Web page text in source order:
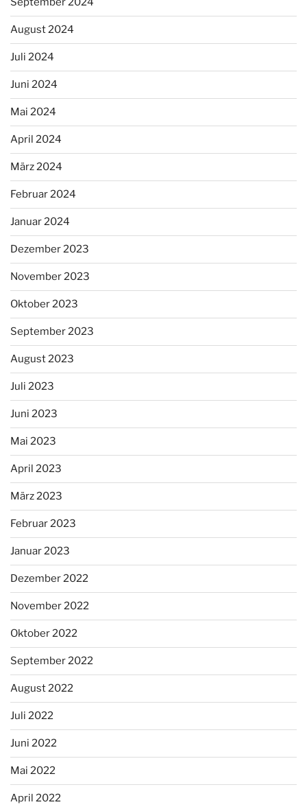
August 2024
Juli 2024
Juni 2024
Mai 2024
April 2024
März 2024
Februar 2024
Januar 2024
Dezember 2023
November 2023
Oktober 2023
September 2023
August 2023
Juli 2023
Juni 2023
Mai 2023
April 2023
März 2023
Februar 2023
Januar 2023
Dezember 2022
November 2022
Oktober 2022
September 2022
August 2022
Juli 2022
Juni 2022
Mai 2022
April 2022